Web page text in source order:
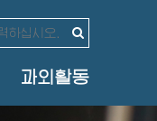
과외활동